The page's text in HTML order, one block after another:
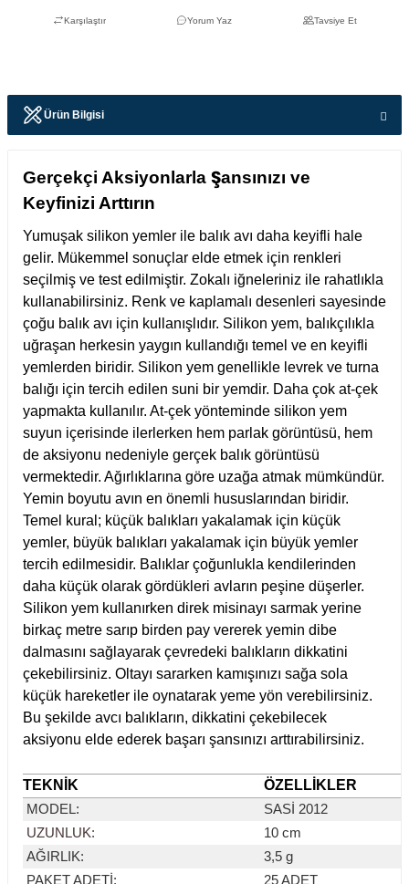
Karşılaştır Yorum Yaz Tavsiye Et
Ürün Bilgisi
Gerçekçi Aksiyonlarla Şansınızı ve
Keyfinizi Arttırın
Yumuşak silikon yemler ile balık avı daha keyifli hale
gelir. Mükemmel sonuçlar elde etmek için renkleri
seçilmiş ve test edilmiştir. Zokalı iğneleriniz ile rahatlıkla
kullanabilirsiniz. Renk ve kaplamalı desenleri sayesinde
çoğu balık avı için kullanışlıdır. Silikon yem, balıkçılıkla
uğraşan herkesin yaygın kullandığı temel ve en keyifli
yemlerden biridir. Silikon yem genellikle levrek ve turna
balığı için tercih edilen suni bir yemdir. Daha çok at-çek
yapmakta kullanılır. At-çek yönteminde silikon yem
suyun içerisinde ilerlerken hem parlak görüntüsü, hem
de aksiyonu nedeniyle gerçek balık görüntüsü
vermektedir. Ağırlıklarına göre uzağa atmak mümkündür.
Yemin boyutu avın en önemli hususlarından biridir.
Temel kural; küçük balıkları yakalamak için küçük
yemler, büyük balıkları yakalamak için büyük yemler
tercih edilmesidir. Balıklar çoğunlukla kendilerinden
daha küçük olarak gördükleri avların peşine düşerler.
Silikon yem kullanırken direk misinayı sarmak yerine
birkaç metre sarıp birden pay vererek yemin dibe
dalmasını sağlayarak çevredeki balıkların dikkatini
çekebilirsiniz. Oltayı sararken kamışınızı sağa sola
küçük hareketler ile oynatarak yeme yön verebilirsiniz.
Bu şekilde avcı balıkların, dikkatini çekebilecek
aksiyonu elde ederek başarı şansınızı arttırabilirsiniz.
TEKNİK ÖZELLİKLER
MODEL:
SASİ 2012
UZUNLUK:
10 cm
AĞIRLIK:
3,5 g
PAKET ADETİ:
25 ADET